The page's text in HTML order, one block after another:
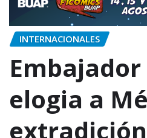
INTERNACIONALES
Embajador
elogia a